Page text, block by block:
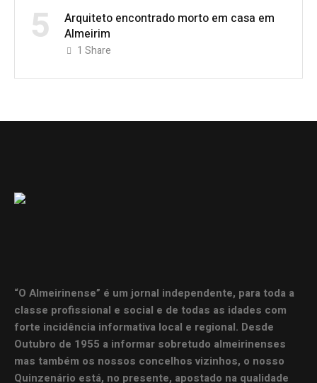
5
Arquiteto encontrado morto em casa em
Almeirim
1 Share
“O Almeirinense” é um jornal independente, para toda a
classe profissional e social e de todas as idades com
forte incidência informativa local e regional. Desde
Outubro de 1955 a informar sobretudo almeirinenses
mas também os nossos concelhos vizinhos, o nosso
Quinzenário está, no presente, apostado na qualidade